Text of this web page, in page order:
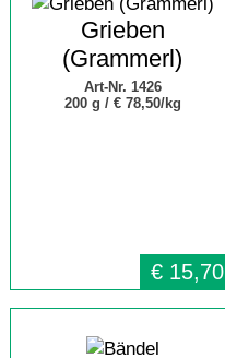
Grieben
(Grammerl)
Art-Nr. 1426
200 g / € 78,50/kg
€ 15,70